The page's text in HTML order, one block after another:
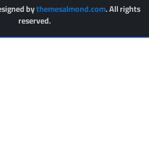
bythemesalmond.com. All rights
reserved.